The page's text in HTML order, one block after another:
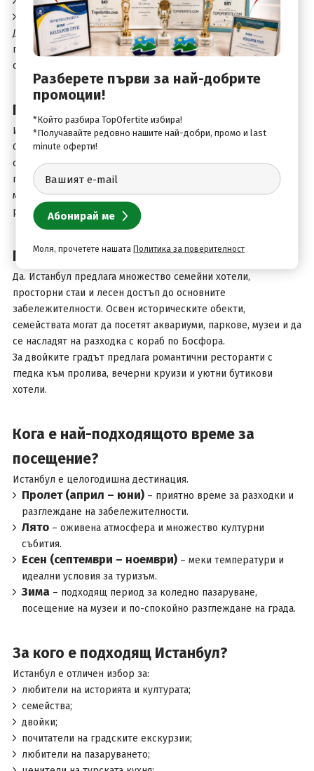
разходка с кораб по Босфора.
Дори кратък престой в града е достатъчен, за да се
потопите в неговата уникална атмосфера и да усетите
съчетанието между Изтока и Запада.
Пазаруване в Истанбул
Истанбул е сред най-предпочитаните дестинации за шопинг.
Освен традиционния
откриете подправки, сладкиши, килими, бижута и сувенири,
градът предлага и модерни търговски центрове с
международни марки, турски производители и
разнообразни възможности за забавление.
Подходящ ли е Истанбул за семейства?
Да. Истанбул предлага множество семейни хотели,
просторни стаи и лесен достъп до основните
забележителности. Освен историческите обекти,
семействата могат да посетят аквариуми, паркове, музеи и да
се насладят на разходка с кораб по Босфора.
За двойките градът предлага романтични ресторанти с
гледка към пролива, вечерни круизи и уютни бутикови
хотели.
Кога е най-подходящото време за
посещение?
Истанбул е целогодишна дестинация.
Пролет (април – юни)– приятно време за разходки и
разглеждане на забележителности.
Лято– оживена атмосфера и множество културни
събития.
Есен (септември – ноември)– меки температури и
идеални условия за туризъм.
Зима– подходящ период за коледно пазаруване,
посещение на музеи и по-спокойно разглеждане на града.
За кого е подходящ Истанбул?
Истанбул е отличен избор за:
любители на историята и културата;
семейства;
двойки;
почитатели на градските екскурзии;
любители на пазаруването;
Разберете първи за най-добрите
промоции!
*Който разбира TopOfertite избира!
*Получавайте редовно нашите най-добри, промо и last
minute оферти!
Моля, прочетете нашатаПолитика за поверителност